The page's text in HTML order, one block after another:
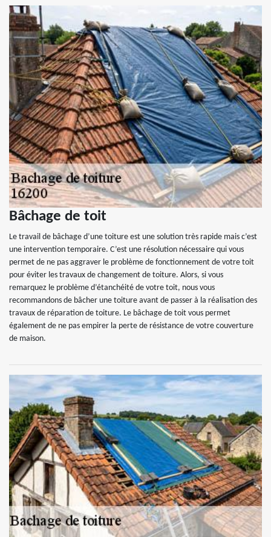
Bâchage de toit
Le travail de bâchage d’une toiture est une solution très rapide mais c’est
une intervention temporaire. C’est une résolution nécessaire qui vous
permet de ne pas aggraver le problème de fonctionnement de votre toit
pour éviter les travaux de changement de toiture. Alors, si vous
remarquez le problème d’étanchéité de votre toit, nous vous
recommandons de bâcher une toiture avant de passer à la réalisation des
travaux de réparation de toiture. Le bâchage de toit vous permet
également de ne pas empirer la perte de résistance de votre couverture
de maison.